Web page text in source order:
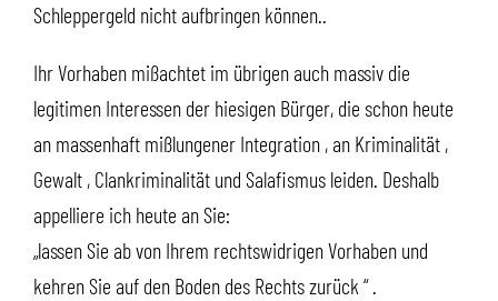
Schleppergeld nicht aufbringen können..
Ihr Vorhaben mißachtet im übrigen auch massiv die
legitimen Interessen der hiesigen Bürger, die schon heute
an massenhaft mißlungener Integration , an Kriminalität ,
Gewalt , Clankriminalität und Salafismus leiden. Deshalb
appelliere ich heute an Sie:
„lassen Sie ab von Ihrem rechtswidrigen Vorhaben und
kehren Sie auf den Boden des Rechts zurück “ .